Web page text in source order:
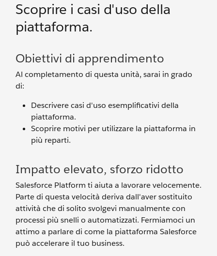
Scoprire i casi d'uso della
piattaforma.
Obiettivi di apprendimento
Al completamento di questa unità, sarai in grado
di:
Descrivere casi d'uso esemplificativi della
piattaforma.
Scoprire motivi per utilizzare la piattaforma in
più reparti.
Impatto elevato, sforzo ridotto
Salesforce Platform ti aiuta a lavorare velocemente.
Parte di questa velocità deriva dall'aver sostituito
attività che di solito svolgevi manualmente con
processi più snelli o automatizzati. Fermiamoci un
attimo a parlare di come la piattaforma Salesforce
può accelerare il tuo business.